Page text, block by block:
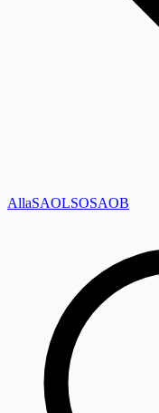
AllaSAOLSOSAOB